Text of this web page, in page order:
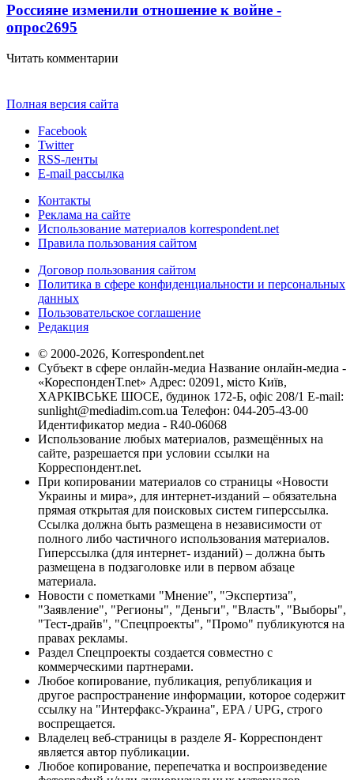
Россияне изменили отношение к войне -
опрос2695
Читать комментарии
Полная версия сайта
Facebook
Twitter
RSS-ленты
E-mail рассылка
Контакты
Реклама на сайте
Использование материалов korrespondent.net
Правила пользования сайтом
Договор пользования сайтом
Политика в сфере конфиденциальности и персональных
данных
Пользовательское соглашение
Редакция
© 2000-2026, Korrespondent.net
Субъект в сфере онлайн-медиа Название онлайн-медиа -
«КореспонденТ.net» Адрес: 02091, місто Київ,
ХАРКІВСЬКЕ ШОСЕ, будинок 172-Б, офіс 208/1 E-mail:
sunlight@mediadim.com.ua Телефон: 044-205-43-00
Идентификатор медиа - R40-06068
Использование любых материалов, размещённых на
сайте, разрешается при условии ссылки на
Корреспондент.net.
При копировании материалов со страницы «Новости
Украины и мира», для интернет-изданий – обязательна
прямая открытая для поисковых систем гиперссылка.
Ссылка должна быть размещена в независимости от
полного либо частичного использования материалов.
Гиперссылка (для интернет- изданий) – должна быть
размещена в подзаголовке или в первом абзаце
материала.
Новости с пометками "Мнение", "Экспертиза",
"Заявление", "Регионы", "Деньги", "Власть", "Выборы",
"Тест-драйв", "Спецпроекты", "Промо" публикуются на
правах рекламы.
Раздел Спецпроекты создается совместно с
коммерческими партнерами.
Любое копирование, публикация, републикация и
другое распространение информации, которое содержит
ссылку на "Интерфакс-Украина", EPA / UPG, строго
воспрещается.
Владелец веб-страницы в разделе Я- Корреспондент
является автор публикации.
Любое копирование, перепечатка и воспроизведение